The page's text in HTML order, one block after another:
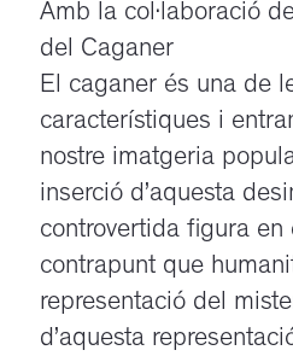
Amb la col·laboració
del Caganer
El caganer és una de
característiques i
nostre imatgeria
inserció d’aquesta
controvertida figura en
contrapunt que
representació del
d’aquesta